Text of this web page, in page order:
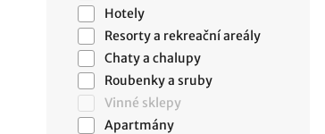
Hotely
Resorty a rekreační areály
Chaty a chalupy
Roubenky a sruby
Vinné sklepy
Apartmány